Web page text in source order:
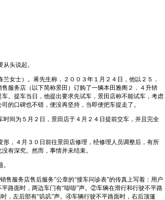
头说起。
士）。蒋先生称，２００３年１月２４日，他以２５．
服务店（以下简称景田）订购了一辆本田雅阁２．４升轿
。提车当日，他提出要求先试车，景田店称不能试车，考虑
的口碑也不错，便没再坚持，当即便把车提走了。
为５月２日，景田店于４月２４日提前交车，并且完全
４月３０日前往景田店修理，经修理人员调整后，有所
有深究。然而，事情并未结束。
服务店售后服务”公章的“接车问诊表”的传真上写着：用户
路面时，两边车门有“嘭嘭”声。②车辆在滑行和行驶不平路
，左后部有“叽叽”声。④车辆行驶不平路面时，右后顶篷